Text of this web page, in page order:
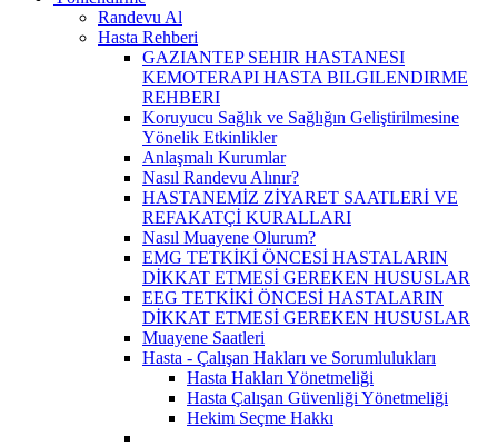
Randevu Al
Hasta Rehberi
GAZIANTEP SEHIR HASTANESI
KEMOTERAPI HASTA BILGILENDIRME
REHBERI
Koruyucu Sağlık ve Sağlığın Geliştirilmesine
Yönelik Etkinlikler
Anlaşmalı Kurumlar
Nasıl Randevu Alınır?
HASTANEMİZ ZİYARET SAATLERİ VE
REFAKATÇİ KURALLARI
Nasıl Muayene Olurum?
EMG TETKİKİ ÖNCESİ HASTALARIN
DİKKAT ETMESİ GEREKEN HUSUSLAR
EEG TETKİKİ ÖNCESİ HASTALARIN
DİKKAT ETMESİ GEREKEN HUSUSLAR
Muayene Saatleri
Hasta - Çalışan Hakları ve Sorumlulukları
Hasta Hakları Yönetmeliği
Hasta Çalışan Güvenliği Yönetmeliği
Hekim Seçme Hakkı